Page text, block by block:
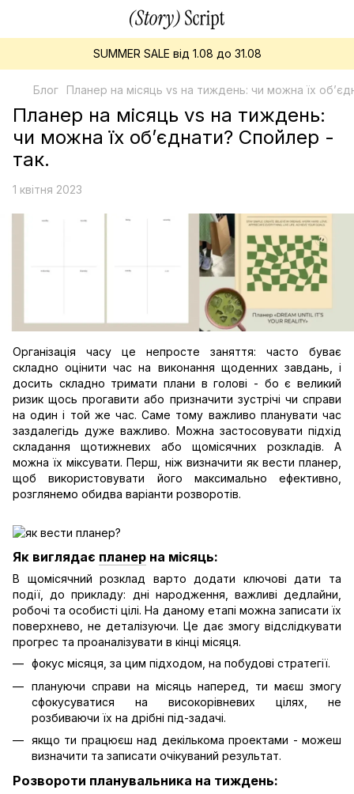
SUMMER SALE від 1.08 до 31.08
Блог Планер на місяць vs на тиждень: чи можна їх
Планер на місяць vs на тиждень:
чи можна їх об’єднати? Спойлер -
так.
1 квітня 2023
Організація часу це непросте заняття: часто буває
складно оцінити час на виконання щоденних завдань, і
досить складно тримати плани в голові - бо є великий
ризик щось прогавити або призначити зустрічі чи справи
на один і той же час. Саме тому важливо планувати час
заздалегідь дуже важливо. Можна застосовувати підхід
складання щотижневих або щомісячних розкладів. А
можна їх міксувати. Перш, ніж визначити як вести планер,
щоб використовувати його максимально ефективно,
розглянемо обидва варіанти розворотів.
Як виглядає планер на місяць:
В щомісячний розклад варто додати ключові дати та
події, до прикладу: дні народження, важливі дедлайни,
робочі та особисті цілі. На даному етапі можна записати їх
поверхнево, не деталізуючи. Це дає змогу відслідкувати
прогрес та проаналізувати в кінці місяця.
фокус місяця, за цим підходом, на побудові стратегії.
плануючи справи на місяць наперед, ти маєш змогу
сфокусуватися на високорівневих цілях, не
розбиваючи їх на дрібні під-задачі.
якщо ти працюєш над декількома проектами - можеш
визначити та записати очікуваний результат.
Розвороти планувальника на тиждень: